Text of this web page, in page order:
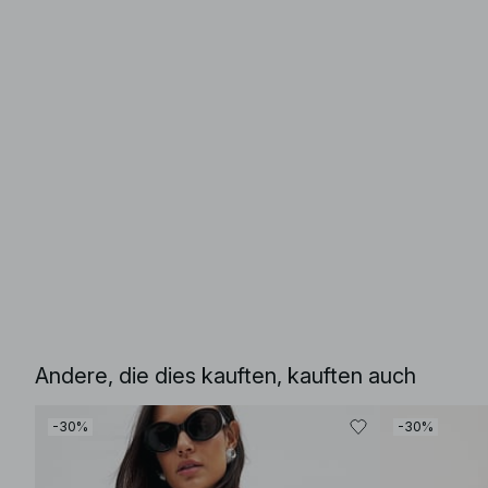
Andere, die dies kauften, kauften auch
-30% -30%